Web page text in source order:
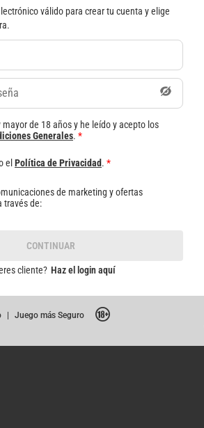
válido para crear tu cuenta y elige
de 18 años y he leído y acepto los
Generales. *
el Política de Privacidad. *
de marketing y ofertas
través de:
CONTINUAR
cliente? Haz el login aquí
| Juego más Seguro